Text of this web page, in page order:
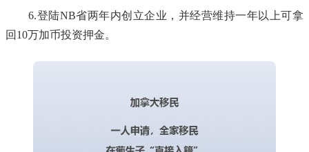
6.登陆NB省两年内创立企业，并经营维持一年以上可拿
回10万加币投资押金。